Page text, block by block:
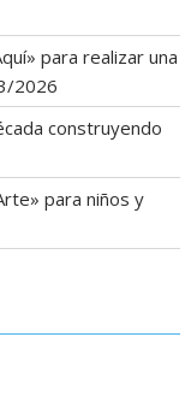
para realizar una
2026
construyendo
para niños y